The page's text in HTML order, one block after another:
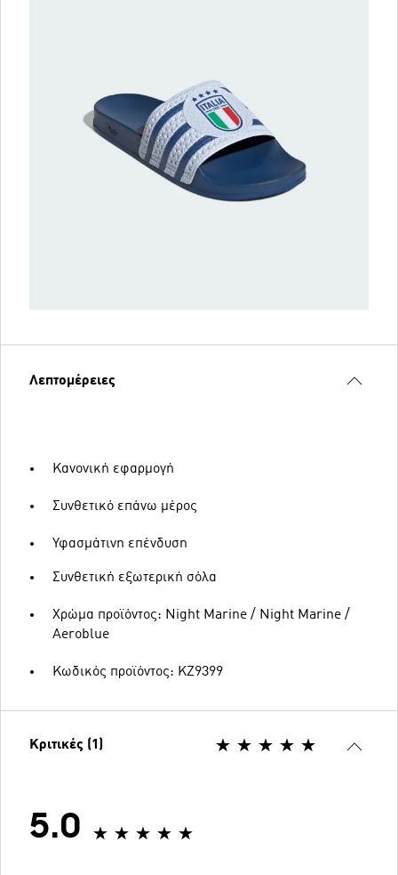
Λεπτομέρειες
Κανονική εφαρμογή
Συνθετικό επάνω μέρος
Υφασμάτινη επένδυση
Συνθετική εξωτερική σόλα
Χρώμα προϊόντος: Night Marine / Night Marine /
Aeroblue
Κωδικός προϊόντος: KZ9399
Κριτικές (1)
5.0